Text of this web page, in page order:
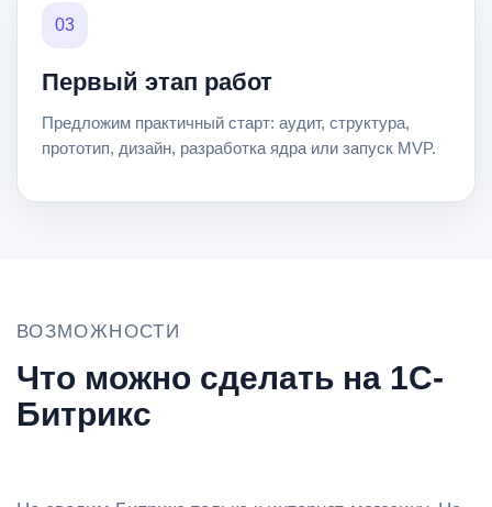
03
Первый этап работ
Предложим практичный старт: аудит, структура,
прототип, дизайн, разработка ядра или запуск MVP.
ВОЗМОЖНОСТИ
Что можно сделать на 1С-
Битрикс